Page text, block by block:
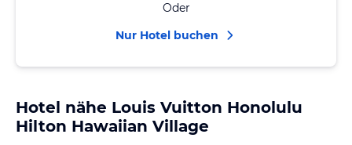
Oder
Nur Hotel buchen
Hotel nähe Louis Vuitton Honolulu
Hilton Hawaiian Village